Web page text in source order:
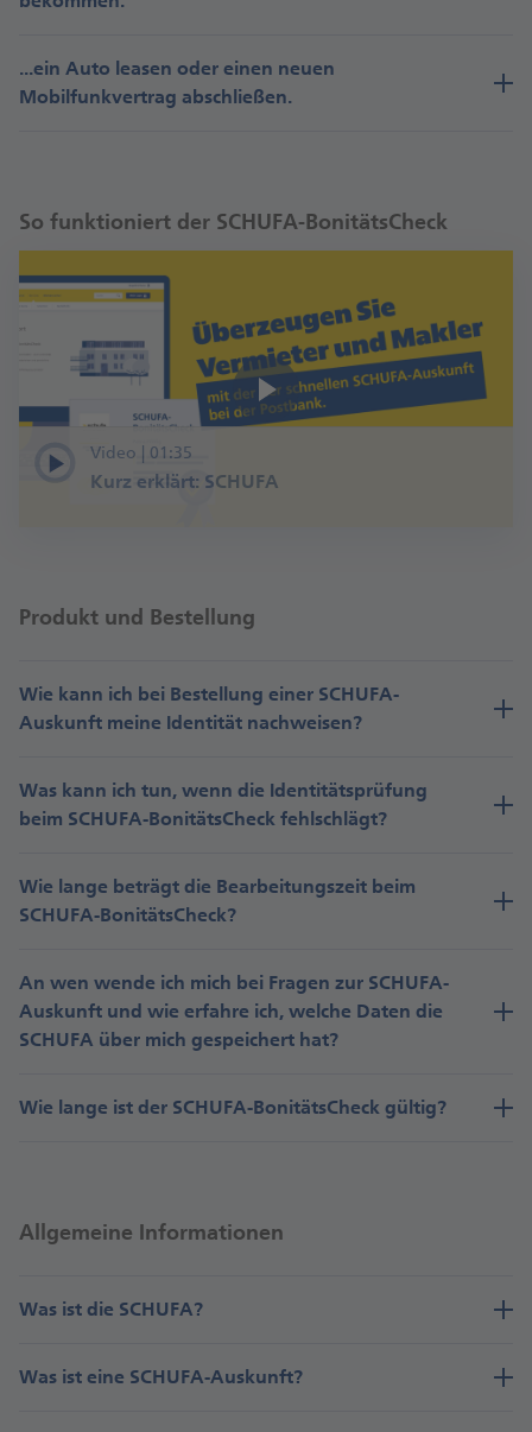
...ein Auto leasen oder einen neuen
Mobilfunkvertrag abschließen.
So funktioniert der SCHUFA-BonitätsCheck
Video | 01:35
Kurz erklärt: SCHUFA
Produkt und Bestellung
Wie kann ich bei Bestellung einer SCHUFA-
Auskunft meine Identität nachweisen?
Was kann ich tun, wenn die Identitätsprüfung
beim SCHUFA-BonitätsCheck fehlschlägt?
Wie lange beträgt die Bearbeitungszeit beim
SCHUFA-BonitätsCheck?
An wen wende ich mich bei Fragen zur SCHUFA-
Auskunft und wie erfahre ich, welche Daten die
SCHUFA über mich gespeichert hat?
Wie lange ist der SCHUFA-BonitätsCheck gültig?
Allgemeine Informationen
Was ist die SCHUFA?
Was ist eine SCHUFA-Auskunft?